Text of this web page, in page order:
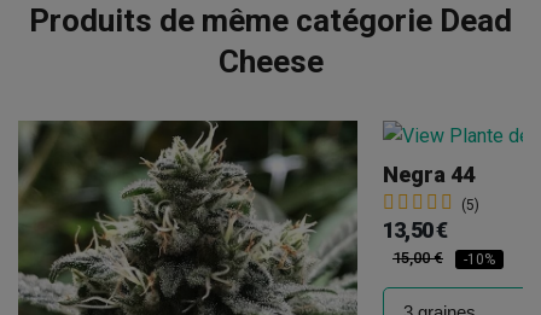
Produits de même catégorie Dead
Cheese
Negra 44
(5)
13,50 €
15,00 € -10%